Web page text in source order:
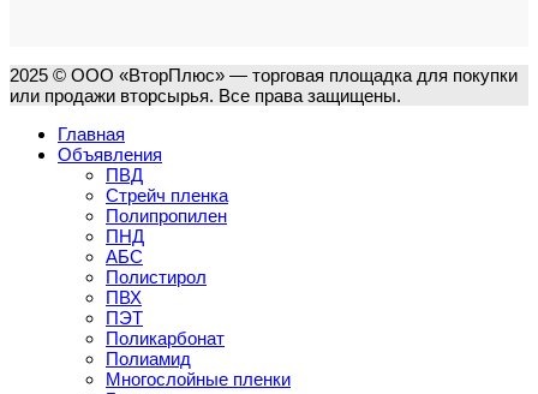
2025 © ООО «ВторПлюс» — торговая площадка для покупки
или продажи вторсырья. Все права защищены.
Главная
Объявления
ПВД
Стрейч пленка
Полипропилен
ПНД
АБС
Полистирол
ПВХ
ПЭТ
Поликарбонат
Полиамид
Многослойные пленки